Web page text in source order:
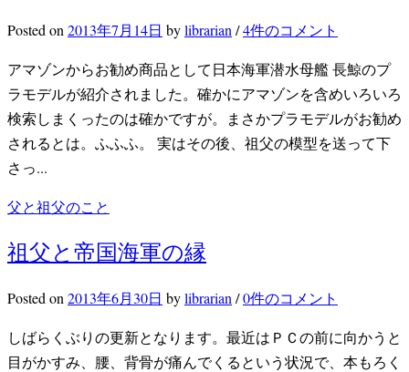
Posted on 2013年7月14日 bylibrarian /4件のコメント
アマゾンからお勧め商品として日本海軍潜水母艦 長鯨のプ
ラモデルが紹介されました。確かにアマゾンを含めいろいろ
検索しまくったのは確かですが。まさかプラモデルがお勧め
されるとは。ふふふ。 実はその後、祖父の模型を送って下
さっ...
父と祖父のこと
祖父と帝国海軍の縁
Posted on 2013年6月30日 bylibrarian /0件のコメント
しばらくぶりの更新となります。最近はＰＣの前に向かうと
目がかすみ、腰、背骨が痛んでくるという状況で、本もろく